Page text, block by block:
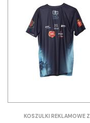
KOSZULKI REKLAMOWE Z